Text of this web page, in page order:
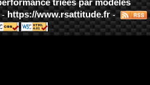
-https://www.rsattitude.fr-